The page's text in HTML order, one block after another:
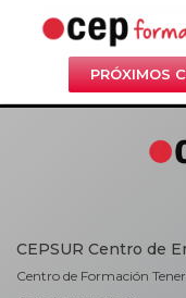
PRÓXIMOS
CEPSUR Centro de
Centro de Formación